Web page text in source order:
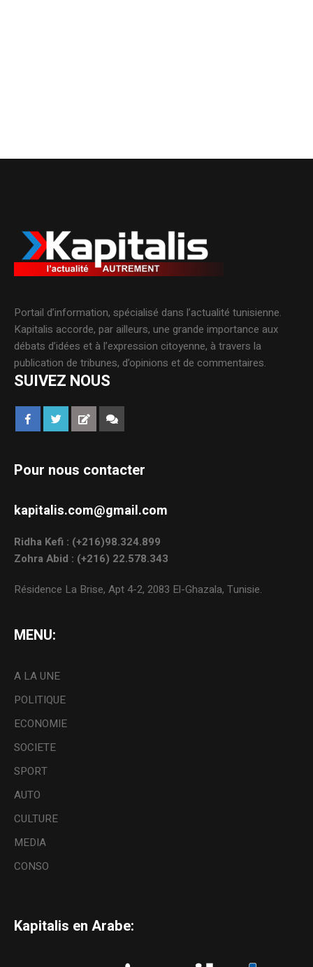
Portail d’information, spécialisé dans l’actualité tunisienne.
Kapitalis accorde, par ailleurs, une grande importance aux
débats d’idées et à l’expression citoyenne, à travers la
publication de tribunes, d’opinions et de commentaires.
SUIVEZ NOUS
Pour nous contacter
kapitalis.com@gmail.com
Ridha Kefi : (+216)98.324.899
Zohra Abid : (+216) 22.578.343
Résidence La Brise, Apt 4-2, 2083 El-Ghazala, Tunisie.
MENU:
A LA UNE
POLITIQUE
ECONOMIE
SOCIETE
SPORT
AUTO
CULTURE
MEDIA
CONSO
Kapitalis en Arabe: